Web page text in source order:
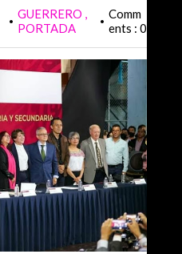
• GUERRERO
PORTADA
• Comm
ents : 0